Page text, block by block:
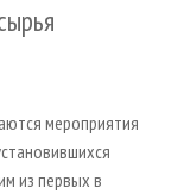
мероприятия
из первых в